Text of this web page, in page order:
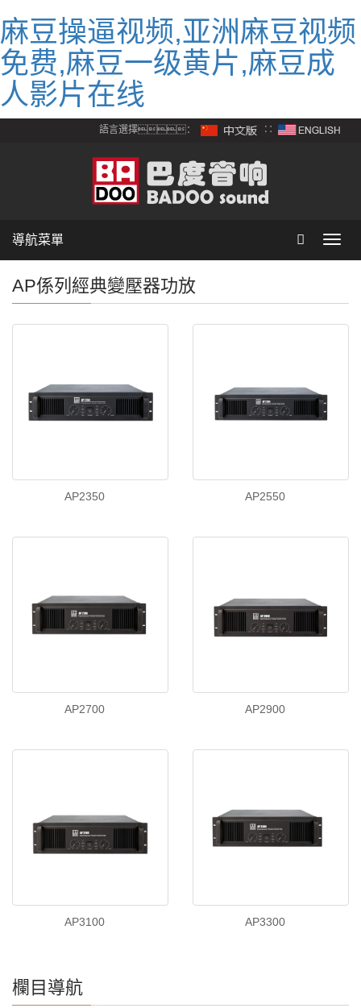
麻豆操逼视频,亚洲麻豆视频
免费,麻豆一级黄片,麻豆成
人影片在线
語言選擇： ∷
導航菜單
AP係列經典變壓器功放
AP2350 AP2550
AP2700 AP2900
AP3100 AP3300
欄目導航